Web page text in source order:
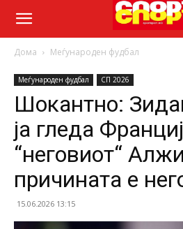
Дома Меѓународен фудбал
Меѓународен фудбал СП 2026
Шокантно:
ја гледа
“неговиот“
причината е
15.06.2026 13:15